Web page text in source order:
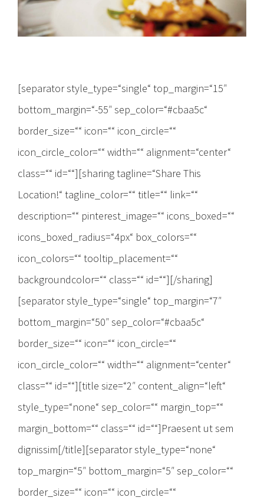
[separator style_type=“single“ top_margin=“15″
bottom_margin=“-55″ sep_color=“#cbaa5c“
border_size=““ icon=““ icon_circle=““
icon_circle_color=““ width=““ alignment=“center“
class=““ id=““][sharing tagline=“Share This
Location!“ tagline_color=““ title=““ link=““
description=““ pinterest_image=““ icons_boxed=““
icons_boxed_radius=“4px“ box_colors=““
icon_colors=““ tooltip_placement=““
backgroundcolor=““ class=““ id=““][/sharing]
[separator style_type=“single“ top_margin=“7″
bottom_margin=“50″ sep_color=“#cbaa5c“
border_size=““ icon=““ icon_circle=““
icon_circle_color=““ width=““ alignment=“center“
class=““ id=““][title size=“2″ content_align=“left“
style_type=“none“ sep_color=““ margin_top=““
margin_bottom=““ class=““ id=““]Praesent ut sem
dignissim[/title][separator style_type=“none“
top_margin=“5″ bottom_margin=“5″ sep_color=““
border_size=““ icon=““ icon_circle=““